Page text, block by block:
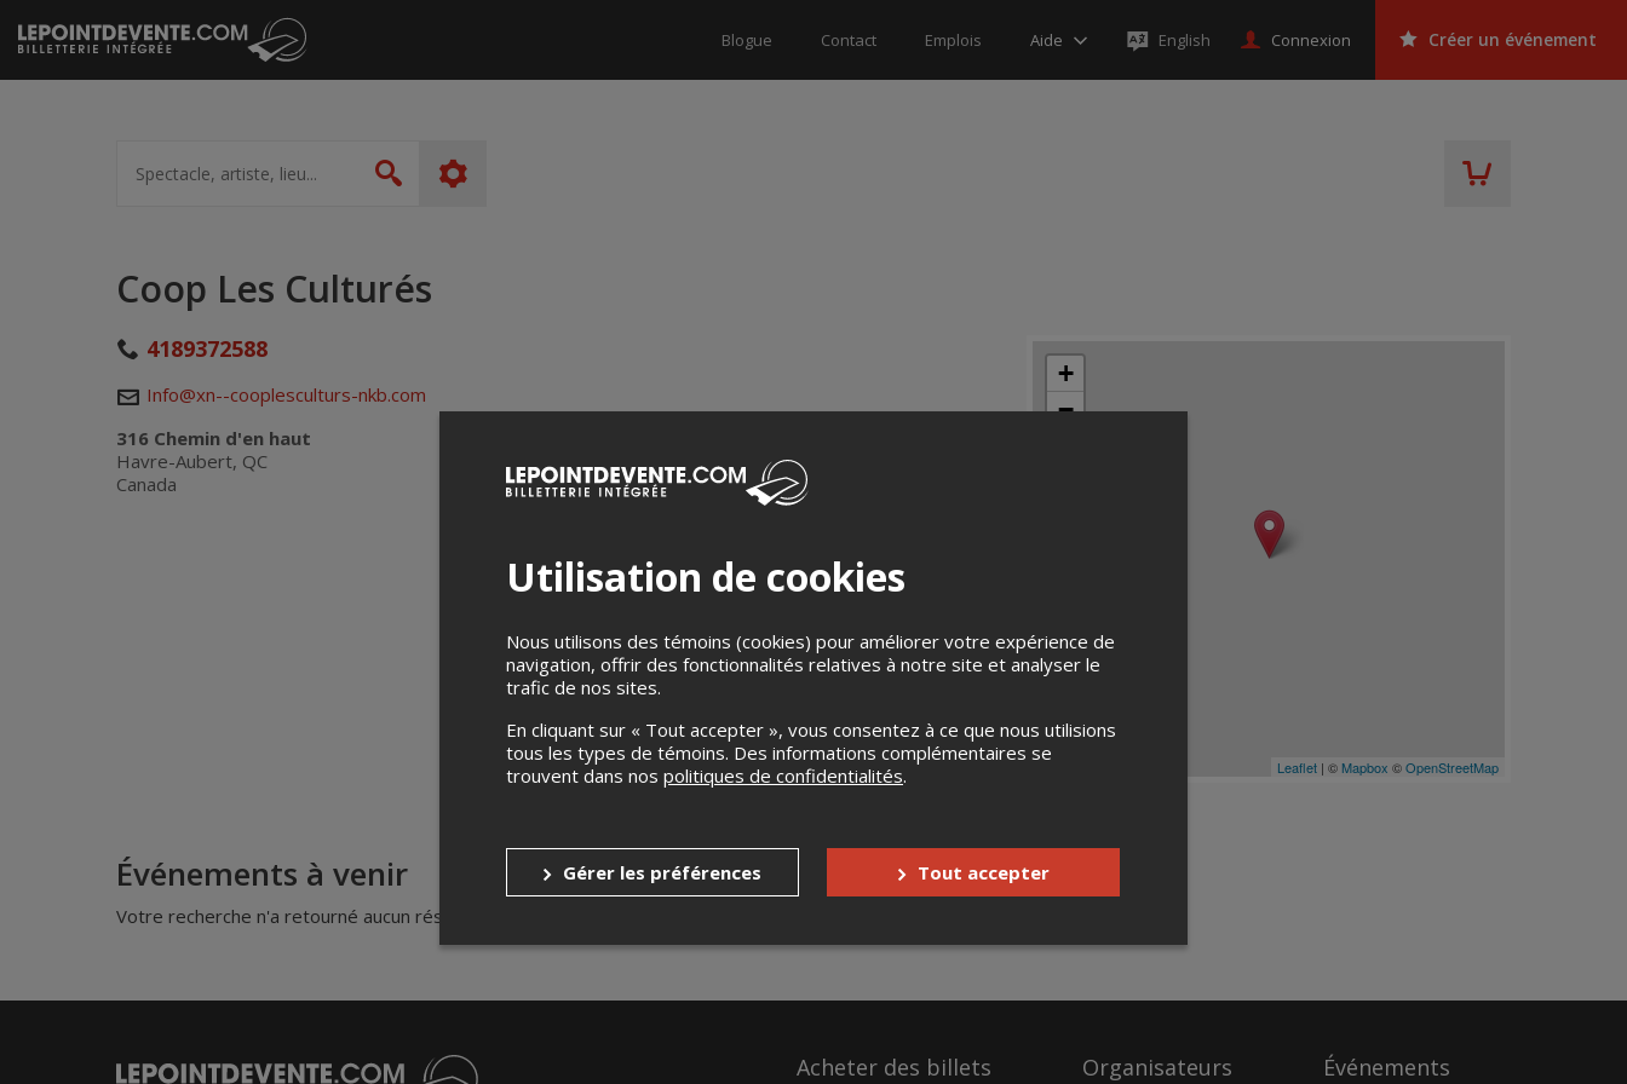
Passer
au
contenu
Blogue Contact Emplois Aide English Connexion Créer un événement
artiste,
lieu...
Rechercher
Coop Les Culturés
4189372588
Info@xn--cooplesculturs-nkb.com
316 Chemin d'en haut
Havre-Aubert, QC
Canada
+
−
Leaflet | © Mapbox ©OpenStreetMap
Événements à venir
Votre recherche n'a retourné aucun résultat.
Acheter des billets Organisateurs Événements
Utilisation de cookies
Nous utilisons des témoins (cookies) pour améliorer votre expérience de
navigation, offrir des fonctionnalités relatives à notre site et analyser le
trafic de nos sites.
En cliquant sur « Tout accepter », vous consentez à ce que nous utilisions
tous les types de témoins. Des informations complémentaires se
trouvent dans nos politiques de confidentialités.
Gérer les préférences Tout accepter